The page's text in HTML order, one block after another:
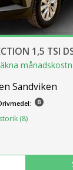
1,5 TSI
Sandviken
(8)